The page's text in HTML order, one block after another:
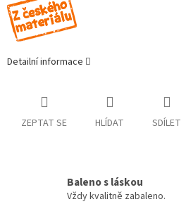
Detailní informace
ZEPTAT SE HLÍDAT SDÍLET
Baleno s láskou
Vždy kvalitně zabaleno.